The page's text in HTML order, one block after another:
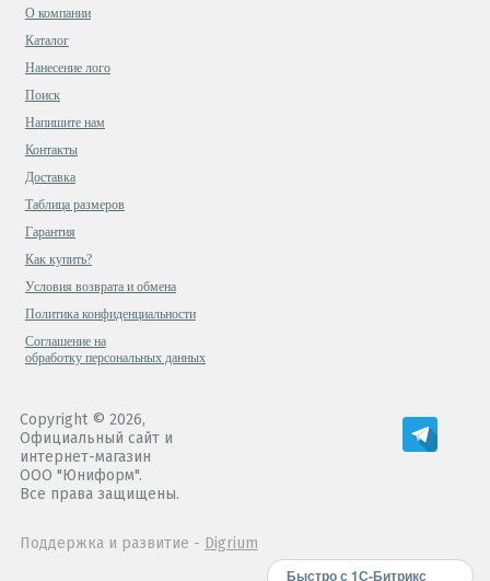
О компании
Каталог
Нанесение лого
Поиск
Напишите нам
Контакты
Доставка
Таблица размеров
Гарантия
Как купить?
Условия возврата и обмена
Политика конфиденциальности
Cоглашение на
обработку персональных данных
Copyright © 2026,
Официальный сайт и
интернет-магазин
ООО "Юниформ".
Все права защищены.
Поддержка и развитие - Digrium
Быстро с 1С-Битрикс